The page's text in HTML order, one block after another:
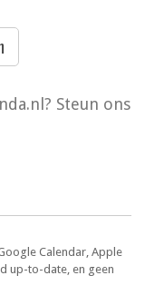
Steun ons
Calendar, Apple
up-to-date, en geen